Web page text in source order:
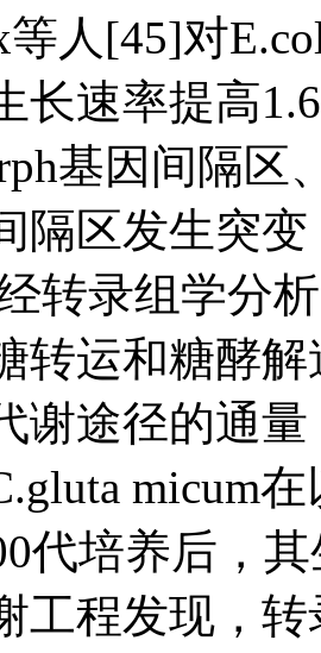
等人[45]对
长速率提高
基因间隔区
隔区发生突
转录组学分
转运和糖酵
谢途径的通
micum
代培养后，
工程发现，